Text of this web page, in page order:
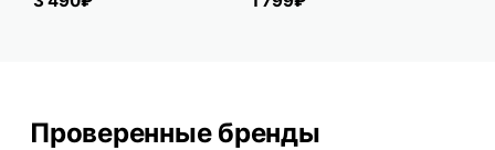
Проверенные бренды